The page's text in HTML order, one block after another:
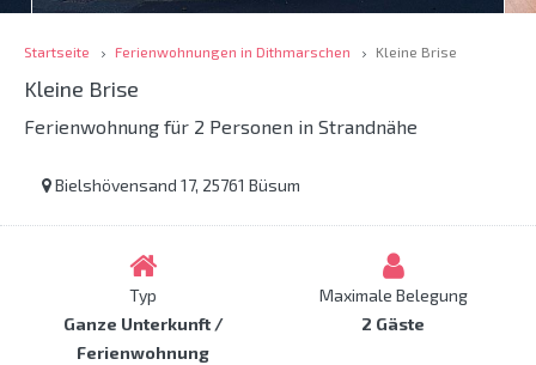
Startseite Ferienwohnungen in Dithmarschen Kleine Brise
Kleine Brise
Ferienwohnung für 2 Personen in Strandnähe
Bielshövensand 17, 25761 Büsum
Typ
Ganze Unterkunft /
Ferienwohnung
Maximale Belegung
2 Gäste